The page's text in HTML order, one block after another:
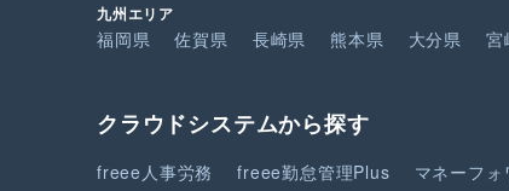
九州エリア
福岡県 佐賀県 長崎県 熊本県 大分県 宮
クラウドシステムから探す
freee人事労務 freee勤怠管理Plus マネーフォ